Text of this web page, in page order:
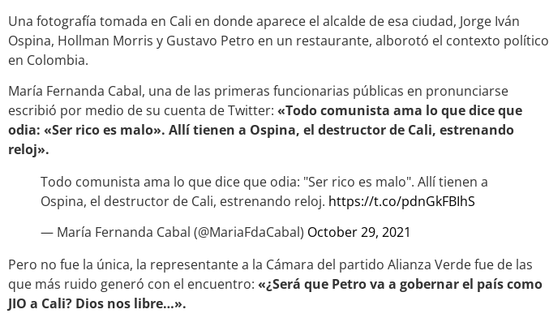
Una fotografía tomada en Cali en donde aparece el alcalde de esa ciudad, Jorge Iván
Ospina, Hollman Morris y Gustavo Petro en un restaurante, alborotó el contexto político
en Colombia.
María Fernanda Cabal, una de las primeras funcionarias públicas en pronunciarse
escribió por medio de su cuenta de Twitter: «Todo comunista ama lo que dice que
odia: «Ser rico es malo». Allí tienen a Ospina, el destructor de Cali, estrenando
reloj».
Todo comunista ama lo que dice que odia: "Ser rico es malo". Allí tienen a
Ospina, el destructor de Cali, estrenando reloj. https://t.co/pdnGkFBIhS
— María Fernanda Cabal (@MariaFdaCabal) October 29, 2021
Pero no fue la única, la representante a la Cámara del partido Alianza Verde fue de las
que más ruido generó con el encuentro: «¿Será que Petro va a gobernar el país como
JIO a Cali? Dios nos libre…».